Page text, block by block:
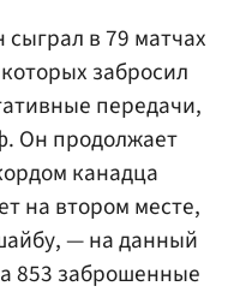
в 79 матчах
забросил
передачи,
Он продолжает
канадца
на втором месте,
— на данный
853 заброшенные